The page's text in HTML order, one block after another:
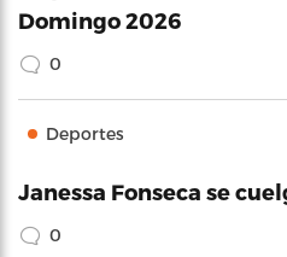
Domingo 2026
0
Deportes
Janessa Fonseca se
0